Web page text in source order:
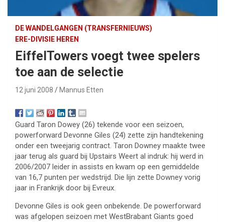
DE WANDELGANGEN (TRANSFERNIEUWS)
ERE-DIVISIE HEREN
EiffelTowers voegt twee spelers
toe aan de selectie
12 juni 2008 Mannus Etten
Guard Taron Dowey (26) tekende voor een seizoen,
powerforward Devonne Giles (24) zette zijn handtekening
onder een tweejarig contract. Taron Downey maakte twee
jaar terug als guard bij Upstairs Weert al indruk: hij werd in
2006/2007 leider in assists en kwam op een gemiddelde
van 16,7 punten per wedstrijd. Die lijn zette Downey vorig
jaar in Frankrijk door bij Evreux.
Devonne Giles is ook geen onbekende. De powerforward
was afgelopen seizoen met WestBrabant Giants goed